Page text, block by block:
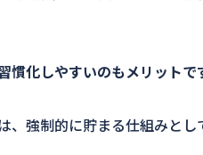
化しやすいのもメリットで
強制的に貯まる仕組みとし